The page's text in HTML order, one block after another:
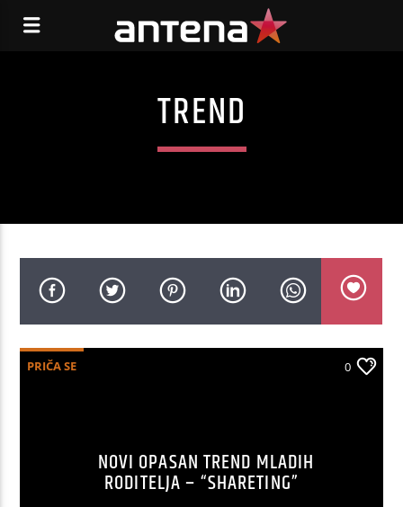
TREND
PRIČA SE 0
NOVI OPASAN TREND MLADIH
RODITELJA – “SHARETING”